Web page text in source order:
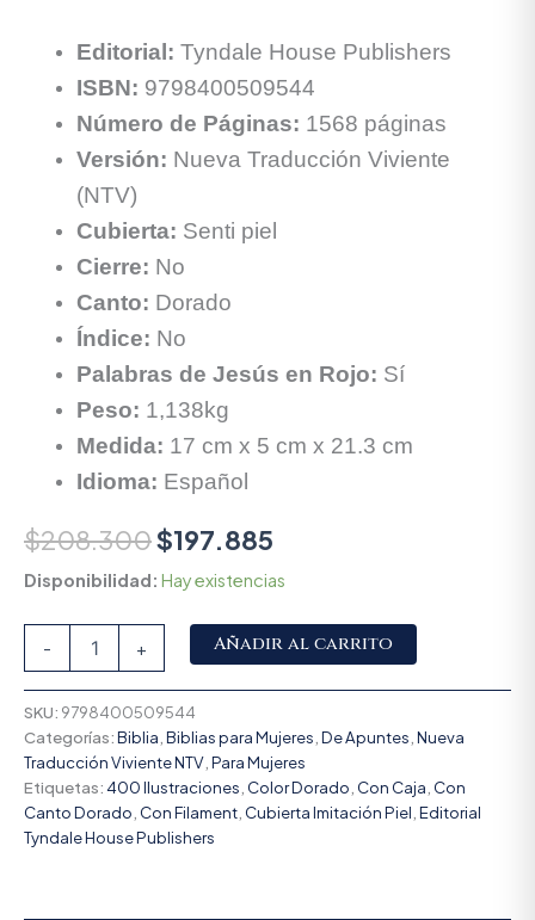
Editorial: Tyndale House Publishers
ISBN: 9798400509544
Número de Páginas: 1568 páginas
Versión: Nueva Traducción Viviente
(NTV)
Cubierta: Senti piel
Cierre: No
Canto: Dorado
Índice: No
Palabras de Jesús en Rojo: Sí
Peso: 1,138kg
Medida: 17 cm x 5 cm x 21.3 cm
Idioma: Español
$208.300$197.885
Disponibilidad: Hay existencias
- + Añadir al carrito
SKU: 9798400509544
Categorías:Biblia Biblias para Mujeres De Apuntes Nueva
Traducción Viviente NTV Para Mujeres
Etiquetas:400 Ilustraciones Color Dorado Con Caja Con
Canto Dorado Con Filament Cubierta Imitación Piel Editorial
Tyndale House Publishers